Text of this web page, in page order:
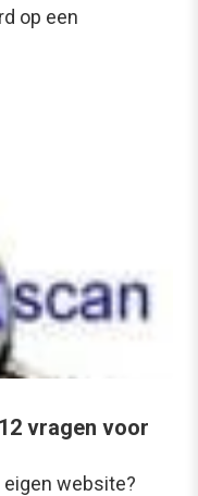
op een
vragen voor
website?